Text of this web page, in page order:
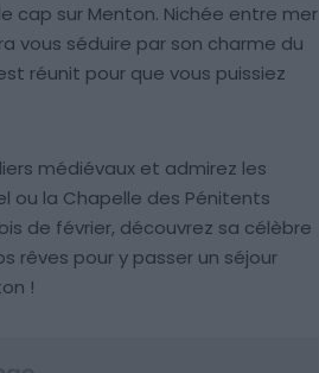
cap sur Menton. Nichée entre mer
vous séduire par son charme du
réunit pour que vous puissiez
médiévaux et admirez les
ou la Chapelle des Pénitents
de février, découvrez sa célèbre
rêves pour y passer un séjour
!